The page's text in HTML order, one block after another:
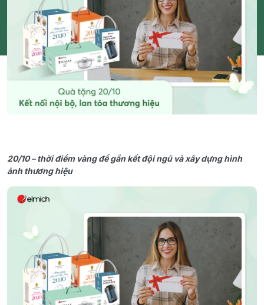
20/10 – thời điểm vàng để gắn kết đội ngũ và xây dựng hình
ảnh thương hiệu